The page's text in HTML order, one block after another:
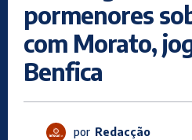
pormenores
com Morato,
Benfica
por Redacção